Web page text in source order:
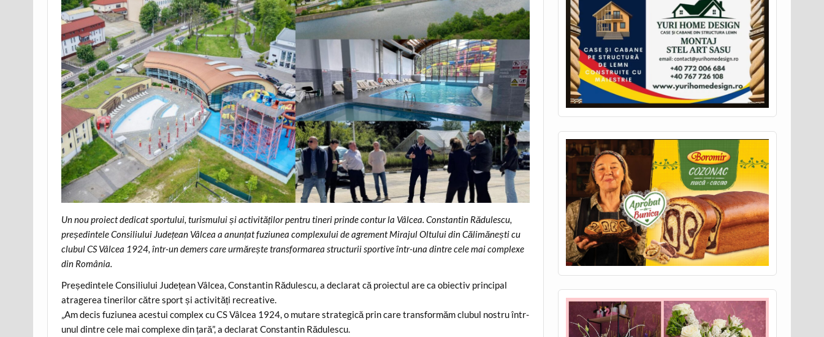
Un nou proiect dedicat sportului, turismului și activităților pentru tineri prinde contur la Vâlcea. Constantin Rădulescu,
președintele Consiliului Județean Vâlcea a anunțat fuziunea complexului de agrement Mirajul Oltului din Călimănești cu
clubul CS Vâlcea 1924, într-un demers care urmărește transformarea structurii sportive într-una dintre cele mai complexe
din România.
Președintele Consiliului Județean Vâlcea, Constantin Rădulescu, a declarat că proiectul are ca obiectiv principal
atragerea tinerilor către sport și activități recreative.
„Am decis fuziunea acestui complex cu CS Vâlcea 1924, o mutare strategică prin care transformăm clubul nostru într-
unul dintre cele mai complexe din țară”, a declarat Constantin Rădulescu.